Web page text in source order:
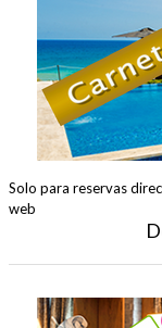
Solo para reservas
web